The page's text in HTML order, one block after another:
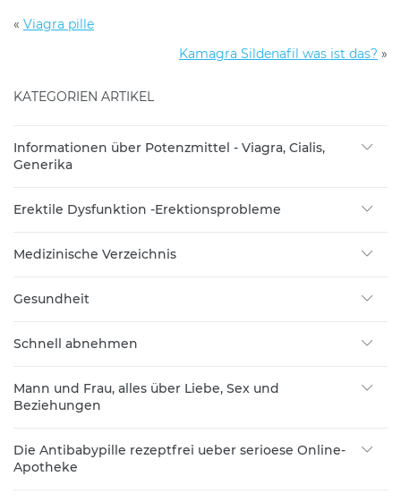
« Viagra pille
Kamagra Sildenafil was ist das? »
KATEGORIEN ARTIKEL
Informationen über Potenzmittel - Viagra, Cialis,
Generika
Erektile Dysfunktion -Erektionsprobleme
Medizinische Verzeichnis
Gesundheit
Schnell abnehmen
Mann und Frau, alles über Liebe, Sex und
Beziehungen
Die Antibabypille rezeptfrei ueber serioese Online-
Apotheke